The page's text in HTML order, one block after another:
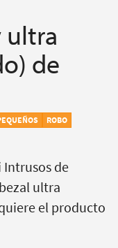
ultra
de
ROBO
Intrusos de
ultra
el producto